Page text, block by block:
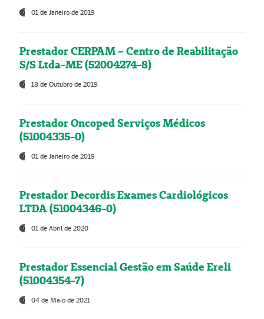
01 de Janeiro de 2019
Prestador CERPAM – Centro de Reabilitação
S/S Ltda-ME (52004274-8)
18 de Outubro de 2019
Prestador Oncoped Serviços Médicos
(51004335-0)
01 de Janeiro de 2019
Prestador Decordis Exames Cardiológicos
LTDA (51004346-0)
01 de Abril de 2020
Prestador Essencial Gestão em Saúde Ereli
(51004354-7)
04 de Maio de 2021